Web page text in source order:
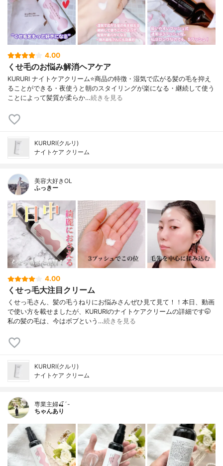
4.00
くせ毛のお悩み解消ヘアケア
KURURI ナイトケアクリーム⭐️商品の特徴・湿気で広がる髪の毛を抑え
ることができる・夜使うと朝のスタイリングが楽になる・継続して使う
ことによって髪質が柔らか…続きを見る
KURURI(クルリ)
ナイトケア クリーム
美容大好きOL
ふっきー
4.00
くせっ毛大注目クリーム
くせっ毛さん、髪の毛うねりにお悩みさんぜひ見て見て！！本日、動画
で使い方を載せましたが、KURURIのナイトケアクリームの詳細です🤭
私の髪の毛は、今はボブという…続きを見る
KURURI(クルリ)
ナイトケア クリーム
専業主婦🍒´-
ちゃんあり